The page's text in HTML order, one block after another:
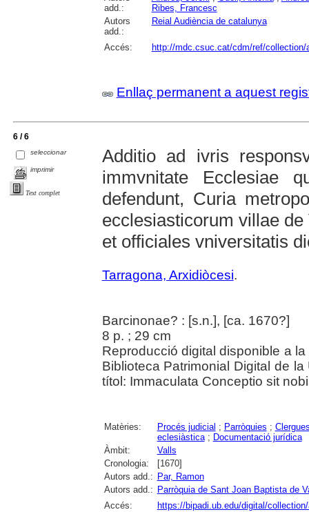
add.:
Ribes, Francesc
Autors
add.:
Reial Audiència de catalunya
Accés: http://mdc.csuc.cat/cdm/ref/collection/
Enllaç permanent a aquest
6 / 6
seleccionar
imprimir
Text complet
Additio ad ivris
immvnitate Ecclesiae
defendunt, Curia
ecclesiasticorum villae
et officiales vniversitatis
Tarragona, Arxidiòcesi.
Barcinonae? : [s.n.], [ca. 1670?]
8 p. ; 29 cm
Reproducció digital disponible a
Biblioteca Patrimonial Digital de
títol: Immaculata Conceptio sit
Matèries: Procés judicial ; Parròquies ;
eclesiàstica; Documentació jurídica
Àmbit:
Valls
Cronologia:
[1670]
Autors add.: Par, Ramon
Autors add.: Parròquia de Sant Joan Baptista de
Accés:
https://bipadi.ub.edu/digital/